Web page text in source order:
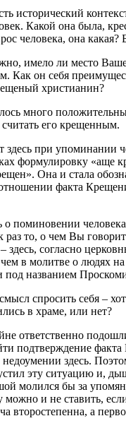
исторический
Какой она была,
рос человека, она
имело ли место
Как он себя
христианин?
много
его крещенным.
здесь при упоминании
формулировку «аще
Она и стала
факта
о поминовении
раз то, о чем Вы
здесь, согласно
в молитве о людях
под названием
спросить себя –
в храме, или нет?
ответственно
подтверждение
здесь.
эту ситуацию и,
молился бы за
можно и не ставить,
второстепенна, а